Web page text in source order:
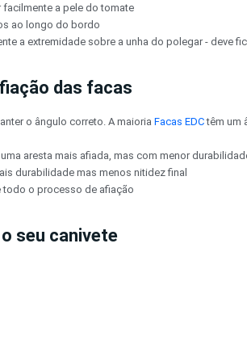
facilmente a pele do tomate
ao longo do bordo
a extremidade sobre a unha do polegar - deve
das facas
o ângulo correto. A maioria Facas EDCtêm um
aresta mais afiada, mas com menor
durabilidade mas menos nitidez final
todo o processo de afiação
seu canivete